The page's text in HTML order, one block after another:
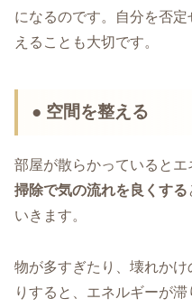
になるのです。自分を否
えることも大切です。
● 空間を整える
部屋が散らかっているとエ
掃除で気の流れを良くする
いきます。
物が多すぎたり、壊れか
りすると、エネルギーが